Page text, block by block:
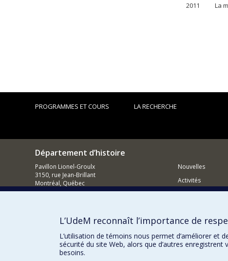
2011 La
PROGRAMMES ET COURS LA RECHERCHE
Département d’histoire
Pavillon Lionel-Groulx
3150, rue Jean-Brillant
Montréal, Québec
H3T 1N8
Nouvelles
Activités
L’UdeM reconnaît l’importance de
L’utilisation de témoins nous permet d’améliorer et
sécurité du site Web, alors que d’autres
besoins.